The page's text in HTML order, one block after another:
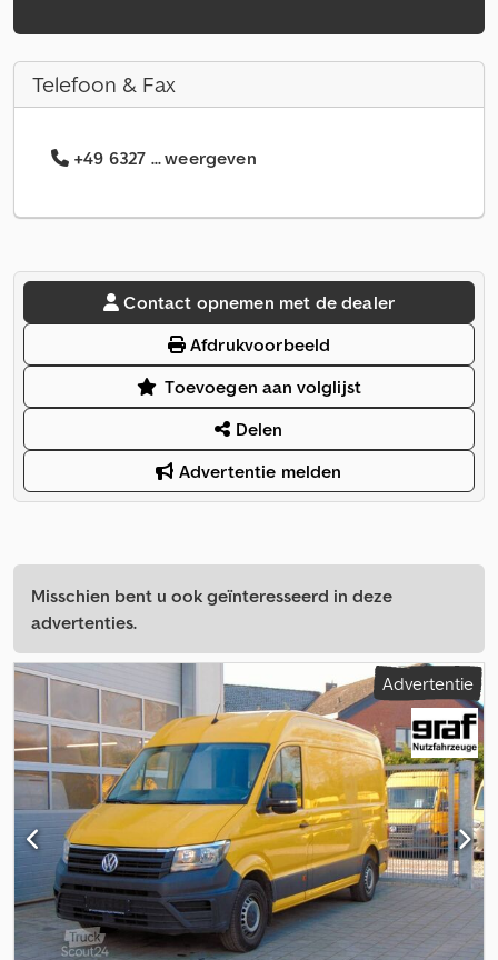
Telefoon & Fax
+49 6327 ... weergeven
Contact opnemen met de dealer
Afdrukvoorbeeld
Toevoegen aan volglijst
Delen
Advertentie melden
Misschien bent u ook geïnteresseerd in deze
advertenties.
Advertentie